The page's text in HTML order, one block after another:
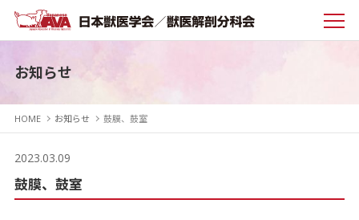
お知らせ
HOME お知らせ 鼓膜、鼓室
2023.03.09
鼓膜、鼓室